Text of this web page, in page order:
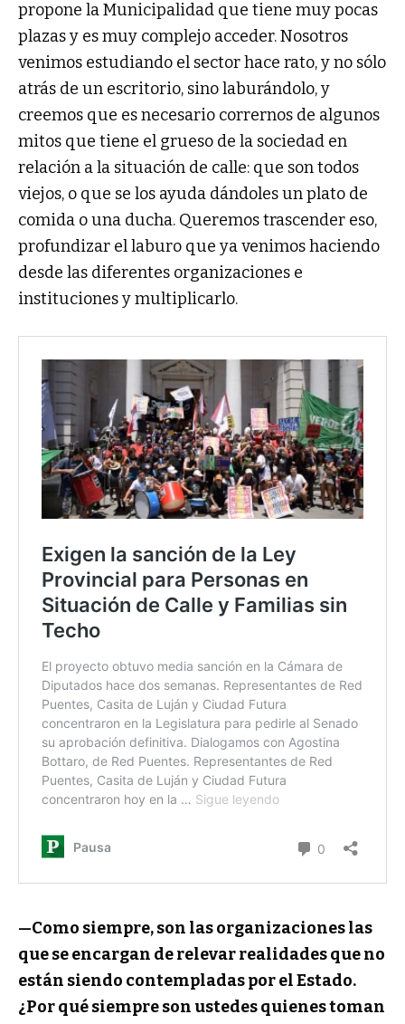
propone la Municipalidad que tiene muy pocas
plazas y es muy complejo acceder. Nosotros
venimos estudiando el sector hace rato, y no sólo
atrás de un escritorio, sino laburándolo, y
creemos que es necesario corrernos de algunos
mitos que tiene el grueso de la sociedad en
relación a la situación de calle: que son todos
viejos, o que se los ayuda dándoles un plato de
comida o una ducha. Queremos trascender eso,
profundizar el laburo que ya venimos haciendo
desde las diferentes organizaciones e
instituciones y multiplicarlo.
—Como siempre, son las organizaciones las
que se encargan de relevar realidades que no
están siendo contempladas por el Estado.
¿Por qué siempre son ustedes quienes toman